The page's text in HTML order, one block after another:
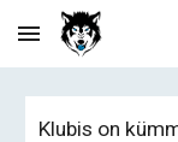
Skip to main content
Klubis on